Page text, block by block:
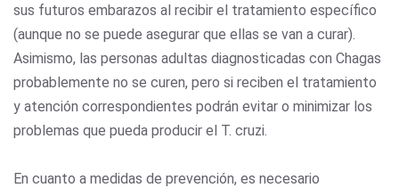
sus futuros embarazos al recibir el tratamiento específico
(aunque no se puede asegurar que ellas se van a curar).
Asimismo, las personas adultas diagnosticadas con Chagas
probablemente no se curen, pero si reciben el tratamiento
y atención correspondientes podrán evitar o minimizar los
problemas que pueda producir el T. cruzi.
En cuanto a medidas de prevención, es necesario